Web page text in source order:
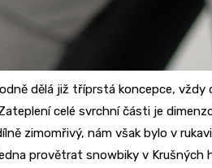
dělá již tříprstá koncepce, vždy
celé svrchní části je
zimomřivý, nám však bylo v
provětrat snowbiky v Krušných